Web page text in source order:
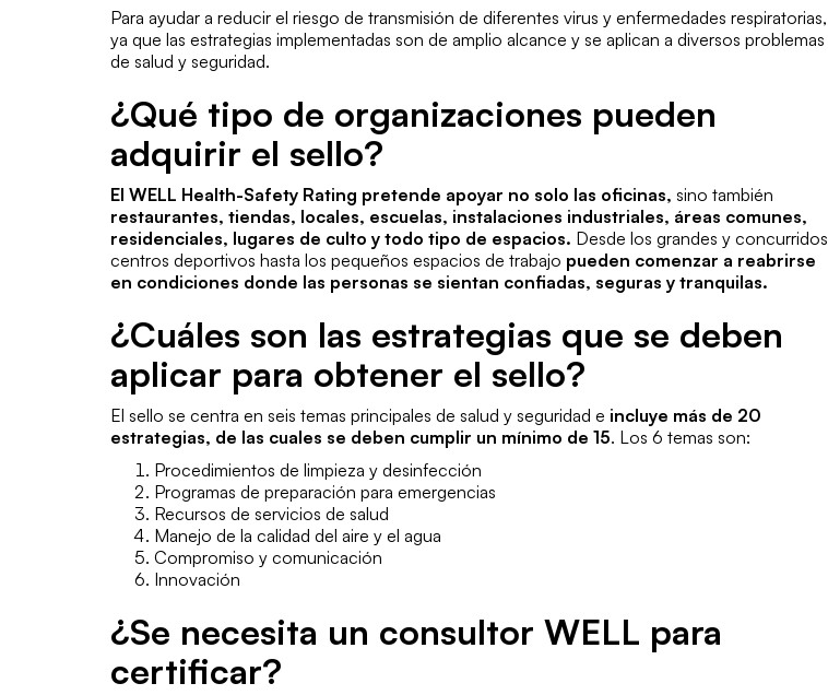
Para ayudar a reducir el riesgo de transmisión de diferentes virus y enfermedades respiratorias,
ya que las estrategias implementadas son de amplio alcance y se aplican a diversos problemas
de salud y seguridad.
¿Qué tipo de organizaciones pueden
adquirir el sello?
El WELL Health-Safety Rating pretende apoyar no solo las oficinas, sino también
restaurantes, tiendas, locales, escuelas, instalaciones industriales, áreas comunes,
residenciales, lugares de culto y todo tipo de espacios. Desde los grandes y concurridos
centros deportivos hasta los pequeños espacios de trabajo pueden comenzar a reabrirse
en condiciones donde las personas se sientan confiadas, seguras y tranquilas.
¿Cuáles son las estrategias que se deben
aplicar para obtener el sello?
El sello se centra en seis temas principales de salud y seguridad e incluye más de 20
estrategias, de las cuales se deben cumplir un mínimo de 15. Los 6 temas son:
Procedimientos de limpieza y desinfección
Programas de preparación para emergencias
Recursos de servicios de salud
Manejo de la calidad del aire y el agua
Compromiso y comunicación
Innovación
¿Se necesita un consultor WELL para
certificar?